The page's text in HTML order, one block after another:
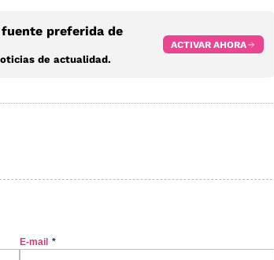
preferida de
de actualidad.
ACTIVAR AHORA
E-mail *